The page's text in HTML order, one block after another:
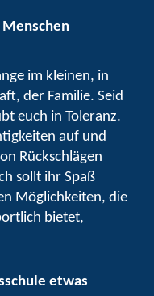
Menschen
im kleinen, in
der Familie. Seid
euch in Toleranz.
auf und
Rückschlägen
sollt ihr Spaß
Möglichkeiten, die
bietet,
etwas